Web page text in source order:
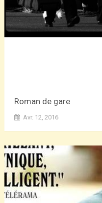
Roman de gare
Avr. 12, 2016